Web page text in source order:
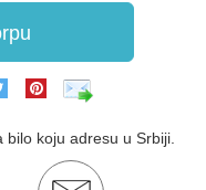
koju adresu u Srbiji.